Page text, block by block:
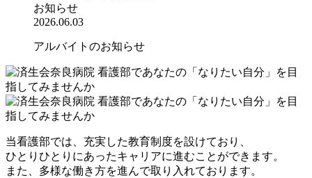
お知らせ
2026.06.03
アルバイトのお知らせ
当看護部では、充実した教育制度を設けており、
ひとりひとりにあったキャリアに進むことができます。
また、多様な働き方を進んで取り入れております。